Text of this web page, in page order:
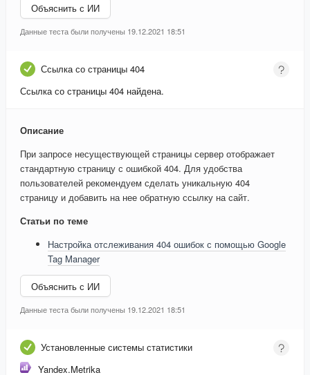
Объяснить с ИИ
Данные теста были получены 19.12.2021 18:51
Ссылка со страницы 404
Ссылка со страницы 404 найдена.
Описание
При запросе несуществующей страницы сервер отображает
стандартную страницу с ошибкой 404. Для удобства
пользователей рекомендуем сделать уникальную 404
страницу и добавить на нее обратную ссылку на сайт.
Статьи по теме
Настройка отслеживания 404 ошибок с помощью Google
Tag Manager
Объяснить с ИИ
Данные теста были получены 19.12.2021 18:51
Установленные системы статистики
Yandex.Metrika